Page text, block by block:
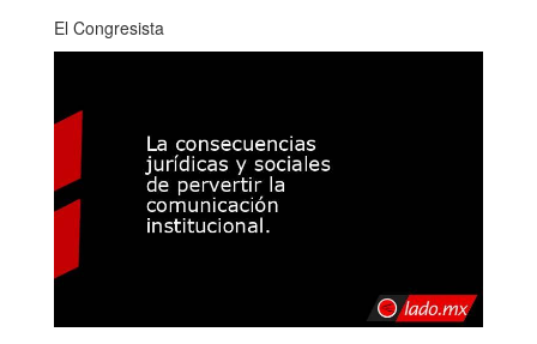
El Congresista